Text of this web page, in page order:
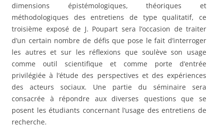
dimensions épistémologiques, théoriques et
méthodologiques des entretiens de type qualitatif, ce
troisième exposé de J. Poupart sera l’occasion de traiter
d’un certain nombre de défis que pose le fait d’interroger
les autres et sur les réflexions que soulève son usage
comme outil scientifique et comme porte d’entrée
privilégiée à l’étude des perspectives et des expériences
des acteurs sociaux. Une partie du séminaire sera
consacrée à répondre aux diverses questions que se
posent les étudiants concernant l’usage des entretiens de
recherche.